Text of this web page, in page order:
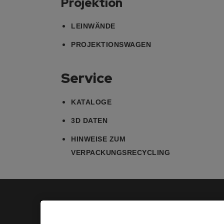
LEINWÄNDE
PROJEKTIONSWAGEN
Service
KATALOGE
3D DATEN
HINWEISE ZUM
VERPACKUNGSRECYCLING